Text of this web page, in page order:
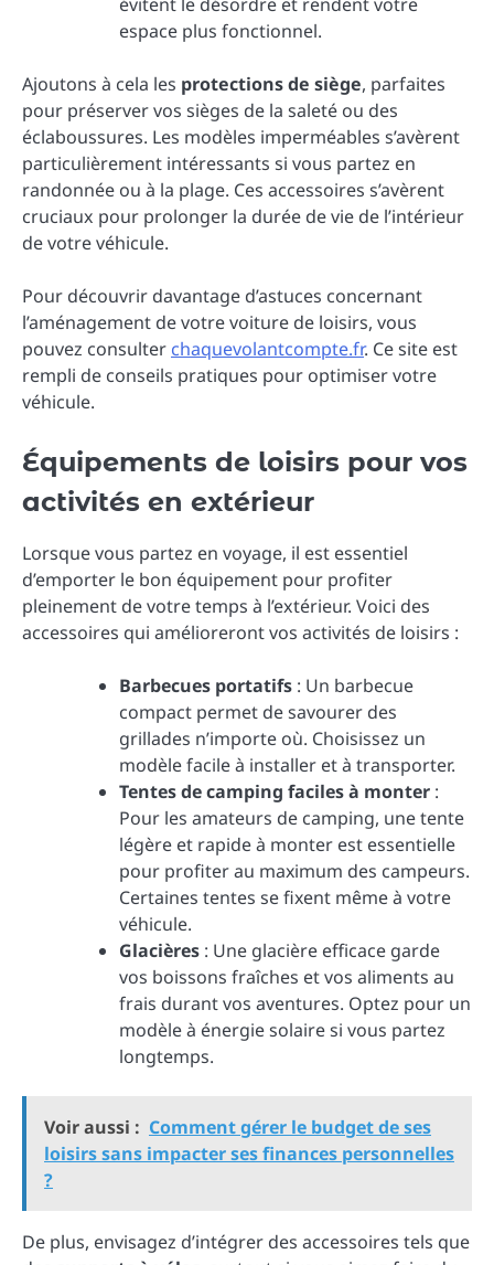
espace plus fonctionnel.
Ajoutons à cela les protections de siège, parfaites
pour préserver vos sièges de la saleté ou des
éclaboussures. Les modèles imperméables s’avèrent
particulièrement intéressants si vous partez en
randonnée ou à la plage. Ces accessoires s’avèrent
cruciaux pour prolonger la durée de vie de l’intérieur
de votre véhicule.
Pour découvrir davantage d’astuces concernant
l’aménagement de votre voiture de loisirs, vous
pouvez consulter chaquevolantcompte.fr. Ce site est
rempli de conseils pratiques pour optimiser votre
véhicule.
Équipements de loisirs pour vos
activités en extérieur
Lorsque vous partez en voyage, il est essentiel
d’emporter le bon équipement pour profiter
pleinement de votre temps à l’extérieur. Voici des
accessoires qui amélioreront vos activités de loisirs :
Barbecues portatifs : Un barbecue
compact permet de savourer des
grillades n’importe où. Choisissez un
modèle facile à installer et à transporter.
Tentes de camping faciles à monter :
Pour les amateurs de camping, une tente
légère et rapide à monter est essentielle
pour profiter au maximum des campeurs.
Certaines tentes se fixent même à votre
véhicule.
Glacières : Une glacière efficace garde
vos boissons fraîches et vos aliments au
frais durant vos aventures. Optez pour un
modèle à énergie solaire si vous partez
longtemps.
Voir aussi : Comment gérer le budget de ses
loisirs sans impacter ses finances personnelles
?
De plus, envisagez d’intégrer des accessoires tels que